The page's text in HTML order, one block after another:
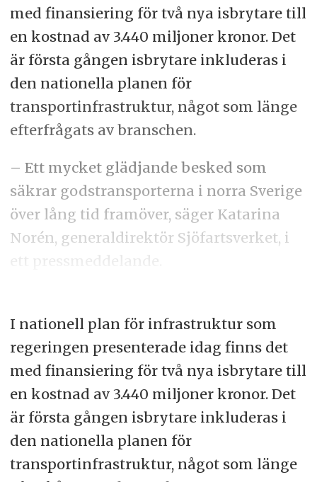
med finansiering för två nya isbrytare till
en kostnad av 3.440 miljoner kronor. Det
är första gången isbrytare inkluderas i
den nationella planen för
transportinfrastruktur, något som länge
efterfrågats av branschen.
– Ett mycket glädjande besked som
säkrar godstransporterna i norra Sverige
över lång tid framöver, säger Katarina
Norén, generaldirektör Sjöfartsverket, i
I nationell plan för infrastruktur som
regeringen presenterade idag finns det
med finansiering för två nya isbrytare till
en kostnad av 3.440 miljoner kronor. Det
är första gången isbrytare inkluderas i
den nationella planen för
transportinfrastruktur, något som länge